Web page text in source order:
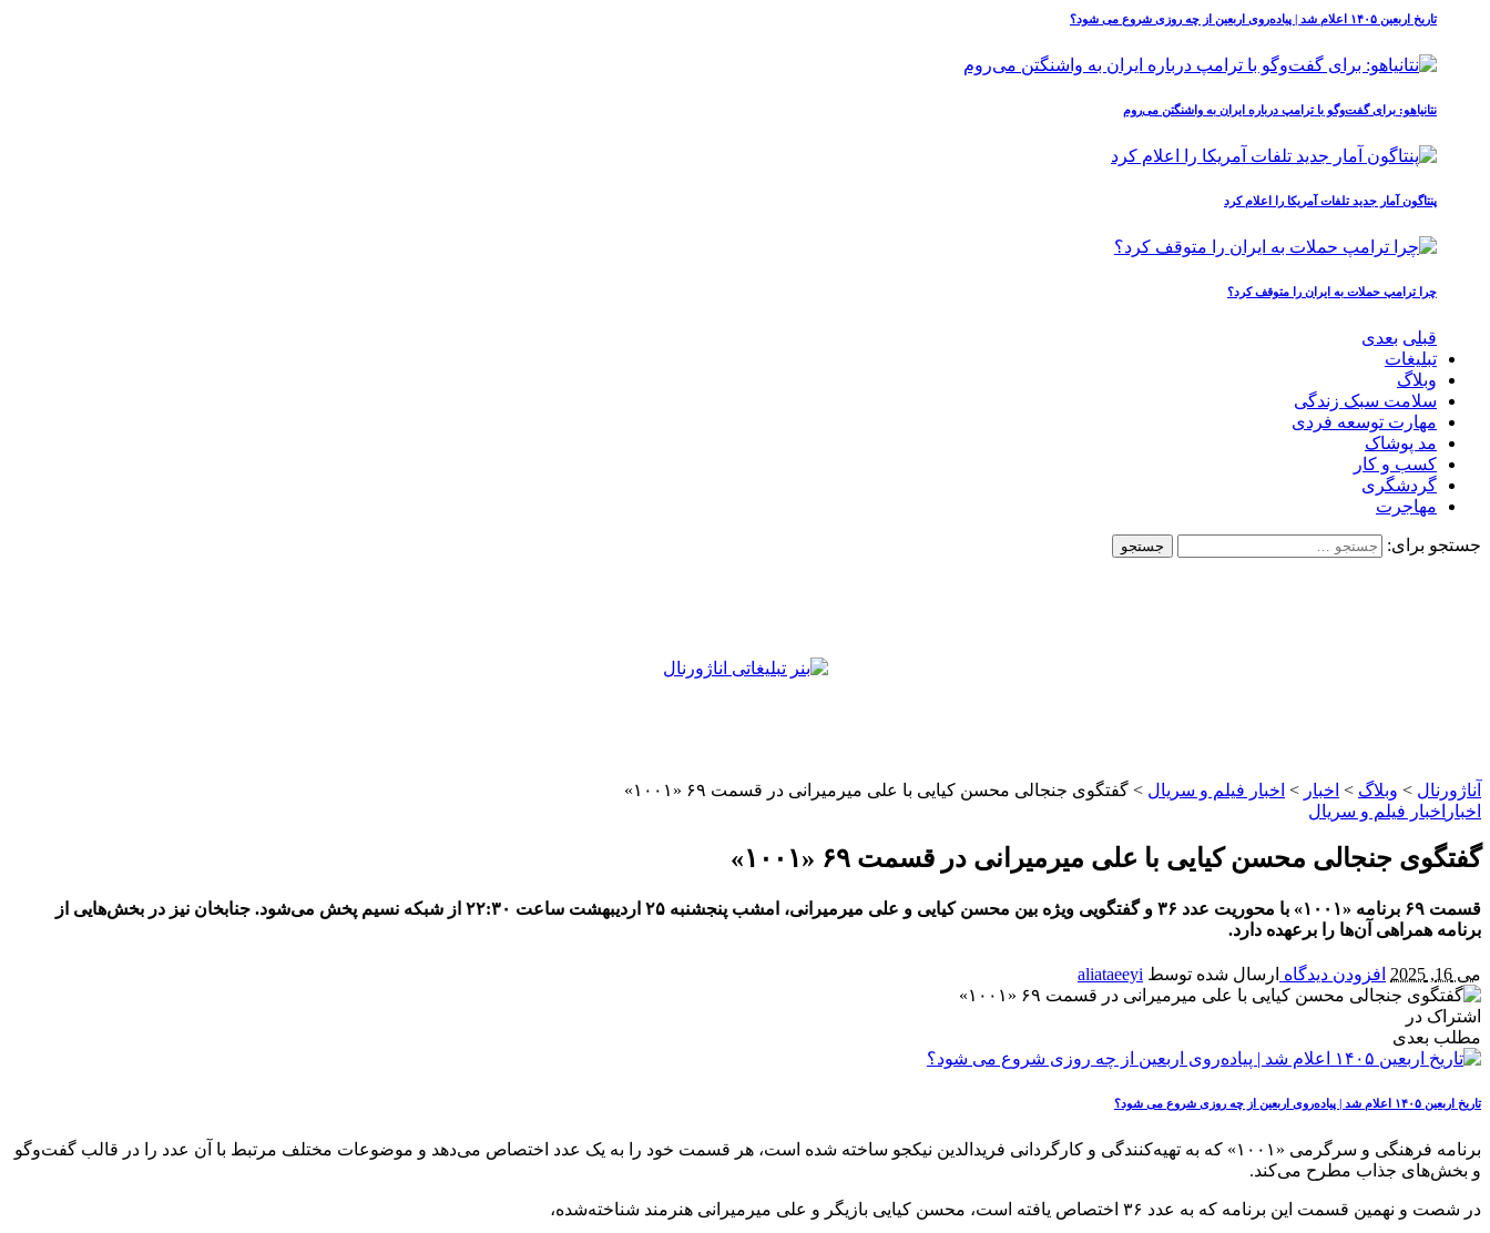
تاریخ اربعین ۱۴۰۵ اعلام شد | پیاده‌روی اربعین از چه روزی شروع می‌ شود؟
نتانیاهو: برای گفت‌وگو با ترامپ درباره ایران به واشنگتن می‌روم
پنتاگون آمار جدید تلفات آمریکا را اعلام کرد
چرا ترامپ حملات به ایران را متوقف کرد؟
قبلی بعدی
تبلیغات
وبلاگ
سلامت سبک زندگی
مهارت توسعه فردی
مد پوشاک
کسب و کار
گردشگری
مهاجرت
جستجو برای:
آناژورنال > وبلاگ > اخبار > اخبار فیلم و سریال > گفتگوی جنجالی محسن کیایی با علی میرمیرانی در قسمت ۶۹ «۱۰۰۱»
اخبار اخبار فیلم و سریال
گفتگوی جنجالی محسن کیایی با علی میرمیرانی در قسمت ۶۹ «۱۰۰۱»
قسمت ۶۹ برنامه «۱۰۰۱» با محوریت عدد ۳۶ و گفتگویی ویژه بین محسن کیایی و علی میرمیرانی، امشب پنجشنبه ۲۵ اردیبهشت ساعت ۲۲:۳۰ از شبکه نسیم پخش می‌شود. جنابخان نیز در بخش‌هایی از
برنامه همراهی آن‌ها را برعهده دارد.
می 16, 2025 افزودن دیدگاه ارسال شده توسط aliataeeyi
اشتراک در
مطلب بعدی
تاریخ اربعین ۱۴۰۵ اعلام شد | پیاده‌روی اربعین از چه روزی شروع می‌ شود؟
برنامه فرهنگی و سرگرمی «۱۰۰۱» که به تهیه‌کنندگی و کارگردانی فریدالدین نیکجو ساخته شده است، هر قسمت خود را به یک عدد اختصاص می‌دهد و موضوعات مختلف مرتبط با آن عدد را در قالب گفت‌وگو
و بخش‌های جذاب مطرح می‌کند.
در شصت و نهمین قسمت این برنامه که به عدد ۳۶ اختصاص یافته است، محسن کیایی بازیگر و علی میرمیرانی هنرمند شناخته‌شده،